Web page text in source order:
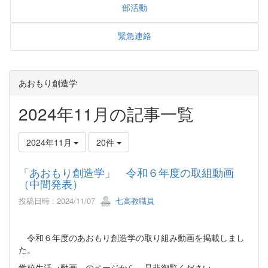
部活動
緊急連絡
あおもり創造学
2024年11月の記事一覧
2024年11月 20件
「あおもり創造学」 令和６年度の取組動画
（中間発表）
投稿日時 : 2024/11/07 七高教職員
令和６年度のあおもり創造学の取り組み動画を掲載しまし
た。